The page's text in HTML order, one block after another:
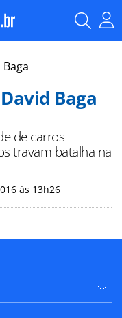
David Baga
de carros
travam batalha na
às 13h26